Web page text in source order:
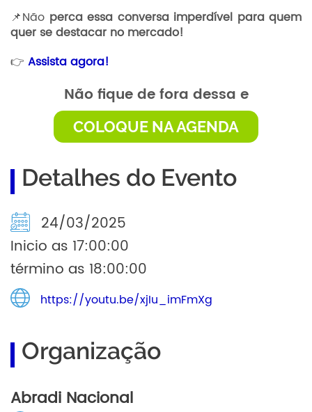
📌Não perca essa conversa imperdível para quem
quer se destacar no mercado!
👉 Assista agora!
Não fique de fora dessa e
COLOQUE NA AGENDA
Detalhes do Evento
24/03/2025
Inicio as 17:00:00
término as 18:00:00
https://youtu.be/xjIu_imFmXg
Organização
Abradi Nacional